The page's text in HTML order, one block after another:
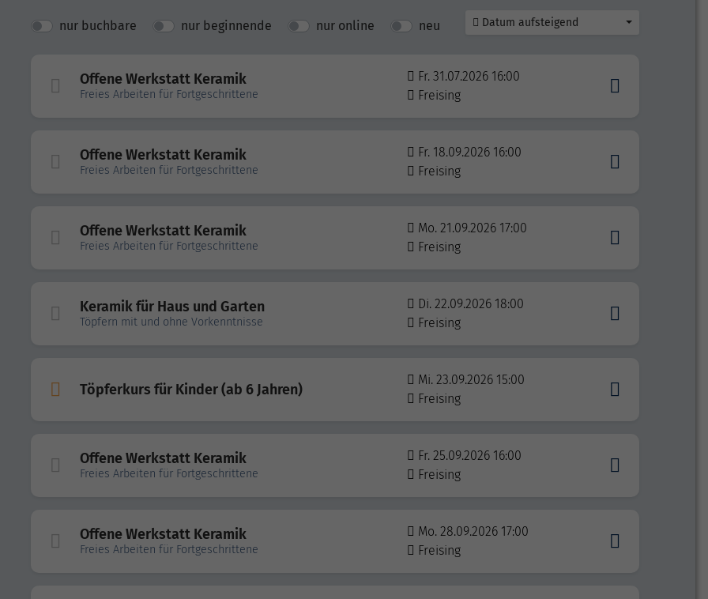
nur buchbare nur beginnende nur online neu Datum aufsteigend
Offene Werkstatt Keramik
Freies Arbeiten für Fortgeschrittene
Fr. 31.07.2026 16:00
Freising
Offene Werkstatt Keramik
Freies Arbeiten für Fortgeschrittene
Fr. 18.09.2026 16:00
Freising
Offene Werkstatt Keramik
Freies Arbeiten für Fortgeschrittene
Mo. 21.09.2026 17:00
Freising
Keramik für Haus und Garten
Töpfern mit und ohne Vorkenntnisse
Di. 22.09.2026 18:00
Freising
Töpferkurs für Kinder (ab 6 Jahren)
Mi. 23.09.2026 15:00
Freising
Offene Werkstatt Keramik
Freies Arbeiten für Fortgeschrittene
Fr. 25.09.2026 16:00
Freising
Offene Werkstatt Keramik
Freies Arbeiten für Fortgeschrittene
Mo. 28.09.2026 17:00
Freising